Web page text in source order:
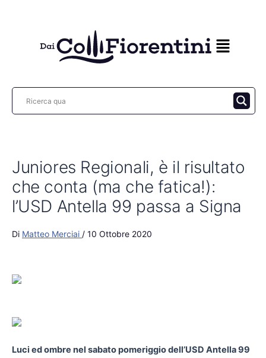
Juniores Regionali, è il risultato
che conta (ma che fatica!):
l’USD Antella 99 passa a Signa
Di Matteo Merciai / 10 Ottobre 2020
Luci ed ombre nel sabato pomeriggio dell’USD Antella 99